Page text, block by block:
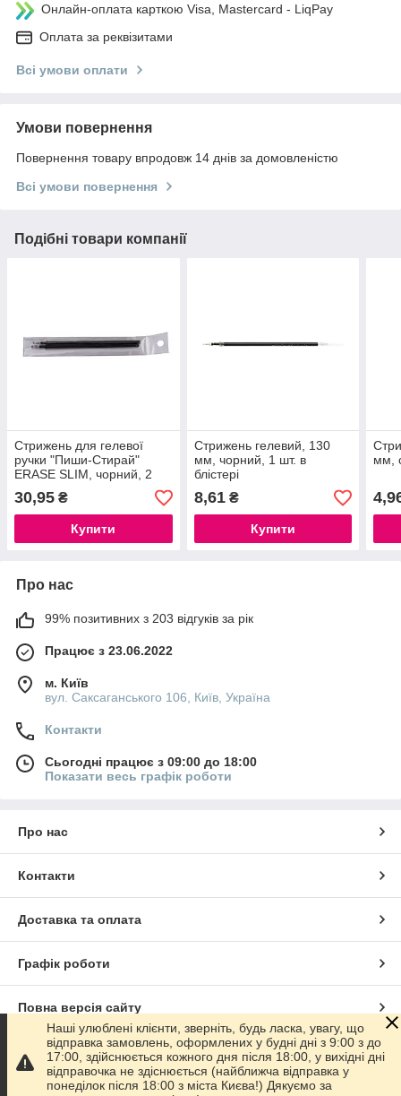
Онлайн-оплата карткою Visa, Mastercard - LiqPay
Оплата за реквізитами
Всі умови оплати
Умови повернення
Повернення товару впродовж 14 днів за домовленістю
Всі умови повернення
Подібні товари компанії
Стрижень для гелевої
ручки "Пиши-Стирай"
ERASE SLIM, чорний, 2
шт. в блістері
30,95 ₴
Купити
Стрижень гелевий, 130
мм, чорний, 1 шт. в
блістері
8,61₴
Купити
мм,
Про нас
99% позитивних з 203 відгуків за рік
Працює з 23.06.2022
м. Київ
вул. Саксаганського 106, Київ, Україна
Контакти
Сьогодні працює з 09:00 до 18:00
Показати весь графік роботи
Про нас
Контакти
Доставка та оплата
Графік роботи
Повна версія сайту
Сайт створено на маркетплейсіProm.ua
Наші улюблені клієнти, зверніть, будь ласка, увагу, що
відправка замовлень, оформлених у будні дні з 9:00 з до
17:00, здійснюється кожного дня після 18:00, у вихідні дні
відправочка не здіснюється (найближча відправка у
понеділок після 18:00 з міста Києва!) Дякуємо за